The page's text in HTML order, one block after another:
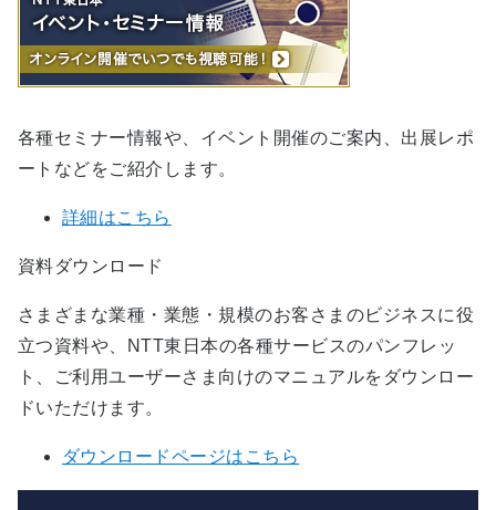
各種セミナー情報や、イベント開催のご案内、出展レポ
ートなどをご紹介します。
詳細はこちら
資料ダウンロード
さまざまな業種・業態・規模のお客さまのビジネスに役
立つ資料や、NTT東日本の各種サービスのパンフレッ
ト、ご利用ユーザーさま向けのマニュアルをダウンロー
ドいただけます。
ダウンロードページはこちら